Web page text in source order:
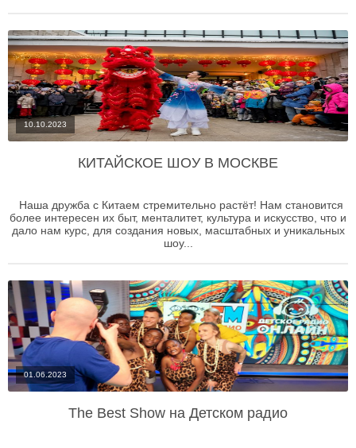
10.10.2023
КИТАЙСКОЕ ШОУ В МОСКВЕ
Наша дружба с Китаем стремительно растёт! Нам становится
более интересен их быт, менталитет, культура и искусство, что и
дало нам курс, для создания новых, масштабных и уникальных
шоу...
01.06.2023
The Best Show на Детском радио